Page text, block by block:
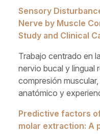
Sensory
Nerve by Muscle
Study and Clinical
Trabajo centrado en
nervio bucal y lingual
compresión
anatómico y
Predictive factors
molar extraction: A